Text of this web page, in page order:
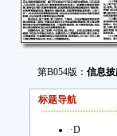
第B054版： 信息
标题导航
·D